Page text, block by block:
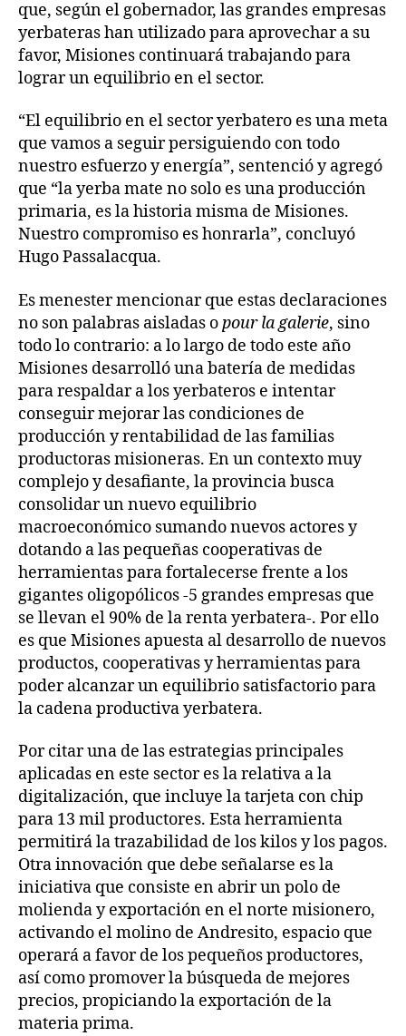
que, según el gobernador, las grandes empresas
yerbateras han utilizado para aprovechar a su
favor, Misiones continuará trabajando para
lograr un equilibrio en el sector.
“El equilibrio en el sector yerbatero es una meta
que vamos a seguir persiguiendo con todo
nuestro esfuerzo y energía”, sentenció y agregó
que “la yerba mate no solo es una producción
primaria, es la historia misma de Misiones.
Nuestro compromiso es honrarla”, concluyó
Hugo Passalacqua.
Es menester mencionar que estas declaraciones
no son palabras aisladas opour la galerie, sino
todo lo contrario: a lo largo de todo este año
Misiones desarrolló una batería de medidas
para respaldar a los yerbateros e intentar
conseguir mejorar las condiciones de
producción y rentabilidad de las familias
productoras misioneras. En un contexto muy
complejo y desafiante, la provincia busca
consolidar un nuevo equilibrio
macroeconómico sumando nuevos actores y
dotando a las pequeñas cooperativas de
herramientas para fortalecerse frente a los
gigantes oligopólicos -5 grandes empresas que
se llevan el 90% de la renta yerbatera-. Por ello
es que Misiones apuesta al desarrollo de nuevos
productos, cooperativas y herramientas para
poder alcanzar un equilibrio satisfactorio para
la cadena productiva yerbatera.
Por citar una de las estrategias principales
aplicadas en este sector es la relativa a la
digitalización, que incluye la tarjeta con chip
para 13 mil productores. Esta herramienta
permitirá la trazabilidad de los kilos y los pagos.
Otra innovación que debe señalarse es la
iniciativa que consiste en abrir un polo de
molienda y exportación en el norte misionero,
activando el molino de Andresito, espacio que
operará a favor de los pequeños productores,
así como promover la búsqueda de mejores
precios, propiciando la exportación de la
materia prima.